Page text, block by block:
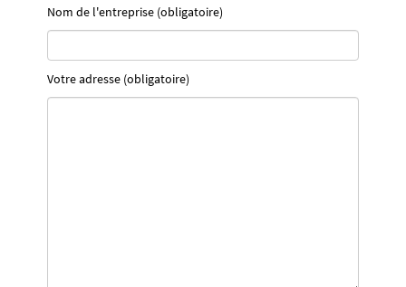
Nom de l'entreprise (obligatoire)
Votre adresse (obligatoire)